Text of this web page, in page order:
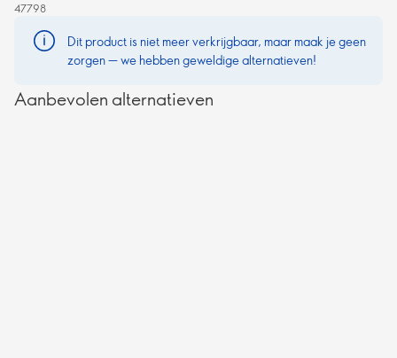
47798
Dit product is niet meer verkrijgbaar, maar maak je geen
zorgen — we hebben geweldige alternatieven!
Aanbevolen alternatieven